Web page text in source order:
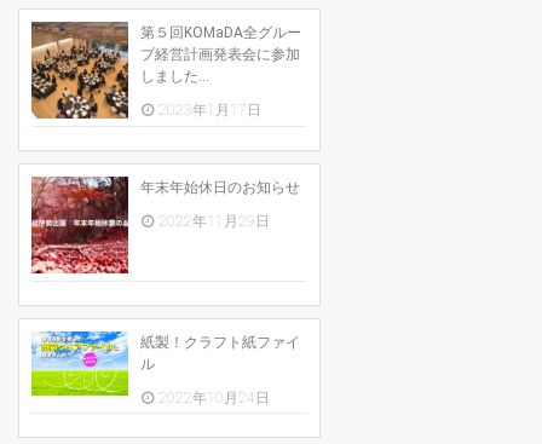
第５回KOMaDA全グルー
プ経営計画発表会に参加
しました...
2023年1月17日
年末年始休日のお知らせ
2022年11月29日
紙製！クラフト紙ファイ
ル
2022年10月24日